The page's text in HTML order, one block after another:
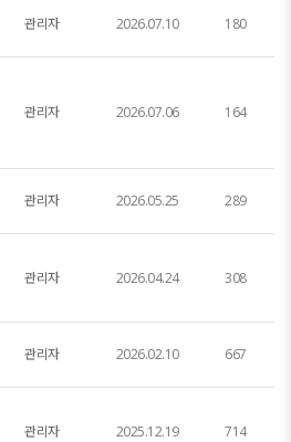
관리자 2026.07.10 180
관리자 2026.07.06 164
관리자 2026.05.25 289
관리자 2026.04.24 308
관리자 2026.02.10 667
관리자 2025.12.19 714